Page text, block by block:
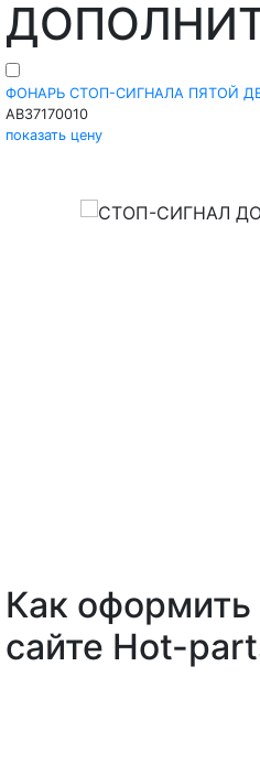
ФОНАРЬ СТОП-СИГНАЛА ПЯТОЙ
AB37170010
показать цену
Как оформить
сайте Hot-